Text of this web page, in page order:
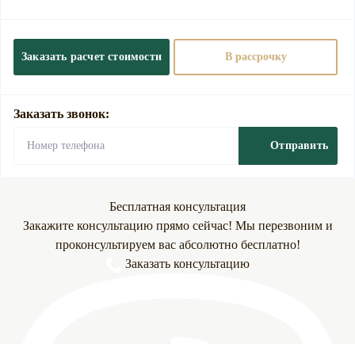
Заказать расчет стоимости В рассрочку
Заказать звонок:
Отправить
Бесплатная консультация
Закажите консультацию прямо сейчас! Мы перезвоним и
проконсультируем вас абсолютно бесплатно!
Заказать консультацию